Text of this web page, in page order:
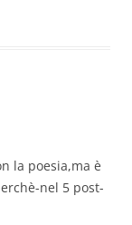
la poesia,ma è
nel 5 post-